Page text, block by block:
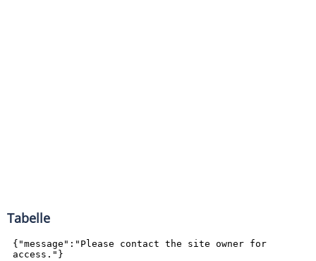
Tabelle